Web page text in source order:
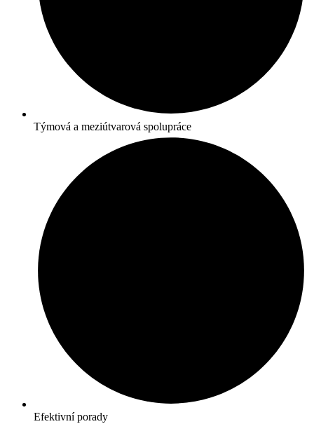
Týmová a meziútvarová spolupráce
Efektivní porady